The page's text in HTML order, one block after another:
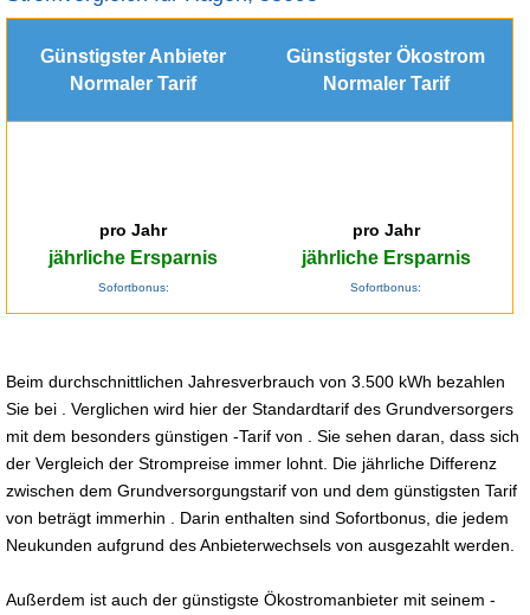
Günstigster Anbieter
Normaler Tarif
Günstigster Ökostrom
Normaler Tarif
pro Jahr
jährliche Ersparnis
Sofortbonus:
pro Jahr
jährliche Ersparnis
Sofortbonus:
Beim durchschnittlichen Jahresverbrauch von 3.500 kWh bezahlen
Sie bei . Verglichen wird hier der Standardtarif des Grundversorgers
mit dem besonders günstigen -Tarif von . Sie sehen daran, dass sich
der Vergleich der Strompreise immer lohnt. Die jährliche Differenz
zwischen dem Grundversorgungstarif von und dem günstigsten Tarif
von beträgt immerhin . Darin enthalten sind Sofortbonus, die jedem
Neukunden aufgrund des Anbieterwechsels von ausgezahlt werden.
Außerdem ist auch der günstigste Ökostromanbieter mit seinem -